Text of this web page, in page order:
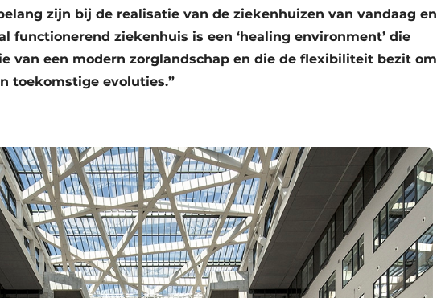
zijn bij de realisatie van de ziekenhuizen van vandaag en
functionerend ziekenhuis is een ‘healing environment’ die
van een modern zorglandschap en die de flexibiliteit bezit om
toekomstige evoluties.”